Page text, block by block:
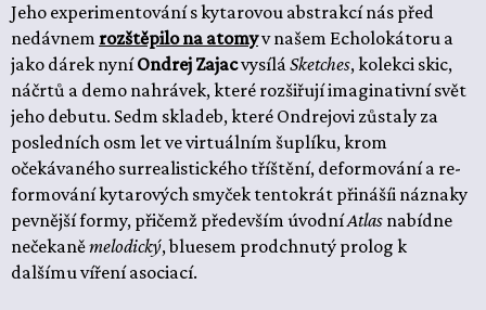
Jeho experimentování s kytarovou abstrakcí nás před
nedávnem rozštěpilo na atomyv našem Echolokátoru a
jako dárek nyníOndrej ZajacvysíláSketches, kolekci skic,
náčrtů a demo nahrávek, které rozšiřují imaginativní svět
jeho debutu. Sedm skladeb, které Ondrejovi zůstaly za
posledních osm let ve virtuálním šuplíku, krom
očekávaného surrealistického tříštění, deformování a re-
formování kytarových smyček tentokrát přinášíi náznaky
pevnější formy, přičemž především úvodníAtlas nabídne
nečekaněmelodický,bluesem prodchnutý prolog k
dalšímu víření asociací.